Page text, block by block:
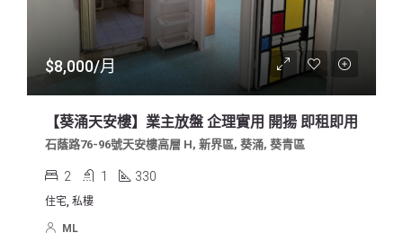
$8,000/月
【葵涌天安樓】業主放盤 企理實用 開揚 即租即用
石蔭路76-96號天安樓高層 H, 新界區, 葵涌, 葵青區
2 1 330
住宅, 私樓
ML